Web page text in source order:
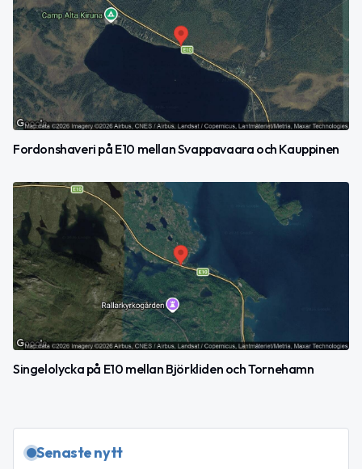
Fordonshaveri på E10 mellan Svappavaara och Kauppinen
Singelolycka på E10 mellan Björkliden och Tornehamn
Senaste nytt